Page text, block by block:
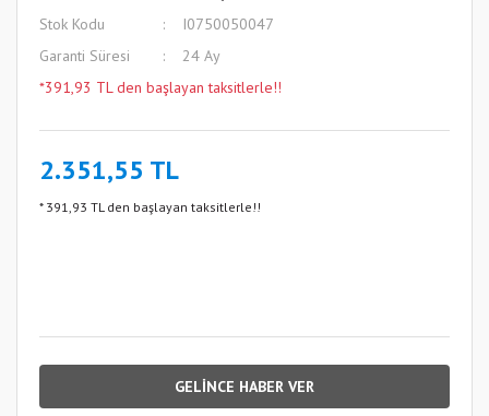
Stok Kodu
I0750050047
Garanti Süresi
24 Ay
*391,93 TL den başlayan taksitlerle!!
2.351,55 TL
* 391,93 TL den başlayan taksitlerle!!
GELİNCE HABER VER